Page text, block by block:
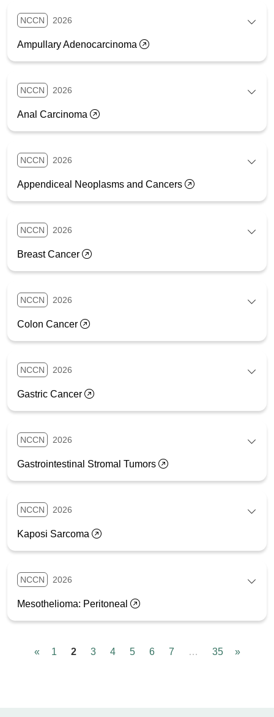
NCCN 2026
Ampullary Adenocarcinoma
NCCN 2026
Anal Carcinoma
NCCN 2026
Appendiceal Neoplasms and Cancers
NCCN 2026
Breast Cancer
NCCN 2026
Colon Cancer
NCCN 2026
Gastric Cancer
NCCN 2026
Gastrointestinal Stromal Tumors
NCCN 2026
Kaposi Sarcoma
NCCN 2026
Mesothelioma: Peritoneal
« 1 2 3 4 5 6 7 … 35 »